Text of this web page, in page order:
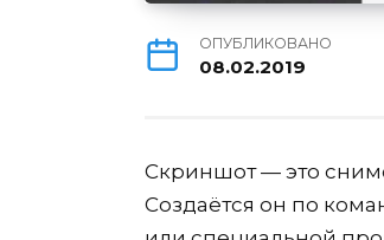
ОПУБЛИКОВАНО
08.02.2019
Скриншот — это
Создаётся он по